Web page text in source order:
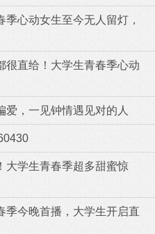
热帖
心动女生至今无人留灯，
直给！大学生青春季心动
，一见钟情遇见对的人
大学生青春季超多甜蜜惊
今晚首播，大学生开启直